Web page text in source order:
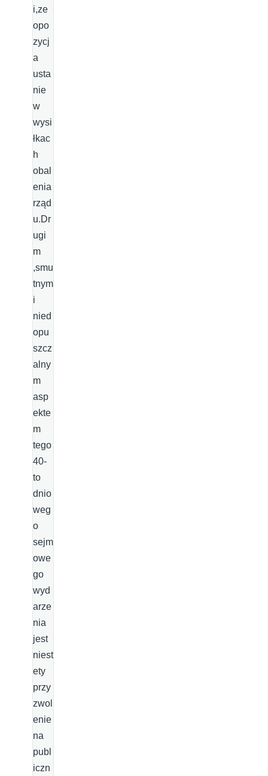
i,ze
opo
zycj
a
usta
nie
w
wysi
łkac
h
obal
enia
rząd
u.Dr
ugi
m
,smu
tnym
i
nied
opu
szcz
alny
m
asp
ekte
m
tego
40-
to
dnio
weg
o
sejm
owe
go
wyd
arze
nia
jest
niest
ety
przy
zwol
enie
na
publ
iczn